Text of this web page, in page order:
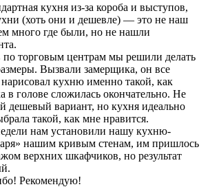
кухня из-за короба и выступов,
(хоть они и дешевле) — это не наш
много где были, но не нашли
по торговым центрам мы решили делать
Вызвали замерщика, он все
кухню именно такой, как
в голове сложилась окончательно. Не
дешевый вариант, но кухня идеально
такой, как мне нравится.
нам установили нашу кухню-
нашим кривым стенам, им пришлось
верхних шкафчиков, но результат
Рекомендую!